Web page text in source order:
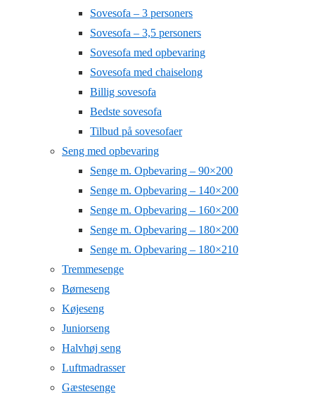
Sovesofa – 3 personers
Sovesofa – 3,5 personers
Sovesofa med opbevaring
Sovesofa med chaiselong
Billig sovesofa
Bedste sovesofa
Tilbud på sovesofaer
Seng med opbevaring
Senge m. Opbevaring – 90×200
Senge m. Opbevaring – 140×200
Senge m. Opbevaring – 160×200
Senge m. Opbevaring – 180×200
Senge m. Opbevaring – 180×210
Tremmesenge
Børneseng
Køjeseng
Juniorseng
Halvhøj seng
Luftmadrasser
Gæstesenge